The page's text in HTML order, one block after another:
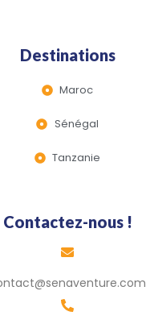
Destinations
Maroc
Sénégal
Tanzanie
Contactez-nous !